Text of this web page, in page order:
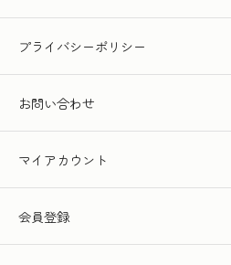
プライバシーポリシー
お問い合わせ
マイアカウント
会員登録